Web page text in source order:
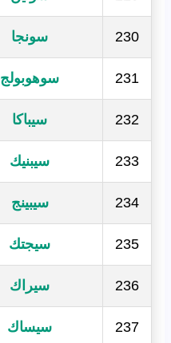
230 سونجا
231 سوهوبولج
232 سيباكا
233 سيبنيك
234 سيبينج
235 سيجتك
236 سيراك
237 سيساك